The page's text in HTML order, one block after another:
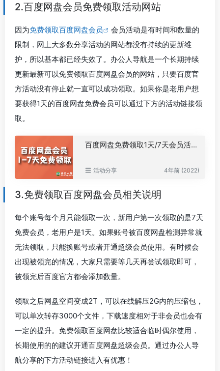
2.百度网盘会员免费领取活动网站
因为免费领取百度网盘会员
会员活动是有时间和数量的
限制，网上大多数分享活动的网站都没有持续的更新维
护，所以基本都已经失效了。办公人导航是一个长期持续
更新最新可以免费领取百度网盘会员的网站，只要百度官
方活动没有停止就一直可以成功领取。如果你是老用户想
要获得1天的百度网盘免费会员可以通过下方的活动链接领
取。
百度网盘免费领取1天/7天会员活动链接(持续更新)
活动分享 4年前 (2022)
3.免费领取百度网盘会员相关说明
每个账号每个月只能领取一次，新用户第一次领取的是7天
免费会员，老用户是1天。如果账号被百度网盘检测异常就
无法领取，只能换账号或者开通超级会员使用。有时候会
出现被领完的情况，大家只需要等几天再尝试领取即可，
被领完后百度官方都会添加数量。
领取之后网盘空间变成2T，可以在线解压2G内的压缩包，
可以单次转存3000个文件，下载速度相对于非会员也会有
一定的提升。免费领取百度网盘比较适合临时偶尔使用，
长期使用的的建议开通百度网盘超级会员。通过办公人导
航分享的下方活动链接进入有优惠！